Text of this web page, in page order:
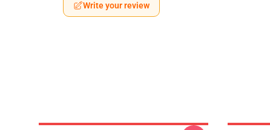
Write your review